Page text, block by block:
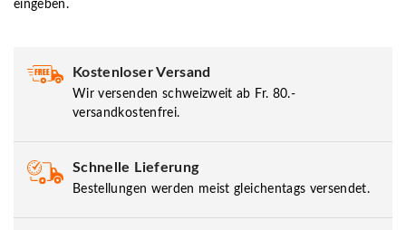
eingeben.
Kostenloser Versand
Wir versenden schweizweit ab Fr. 80.-
versandkostenfrei.
Schnelle Lieferung
Bestellungen werden meist gleichentags versendet.